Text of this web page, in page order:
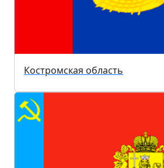
Костромская область